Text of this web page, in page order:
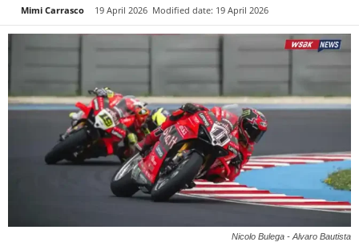
Mimi Carrasco 19 April 2026 Modified date: 19 April 2026
Nicolo Bulega - Alvaro Bautista